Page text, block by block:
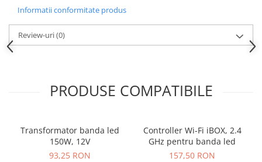
Informatii conformitate produs
Review-uri(0)
PRODUSE COMPATIBILE
Transformator banda led
150W, 12V
93,25 RON
Controller Wi-Fi iBOX, 2.4
GHz pentru banda led
157,50 RON